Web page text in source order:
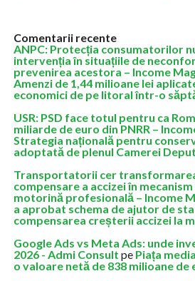
Comentarii recente
ANPC: Protecția consumatorilor
intervenția în situațiile de
prevenirea acestora – Income
Amenzi de 1,44 milioane lei
economici de pe litoral într-o
USR: PSD face totul pentru ca
miliarde de euro din PNRR –
Strategia națională pentru
adoptată de plenul Camerei
Transportatorii cer
compensare a accizei în
motorină profesională – Income
a aprobat schema de ajutor de
compensarea creșterii accizei la
Google Ads vs Meta Ads: unde
2026 - Admi Consult pe Piața
o valoare netă de 838 milioane de